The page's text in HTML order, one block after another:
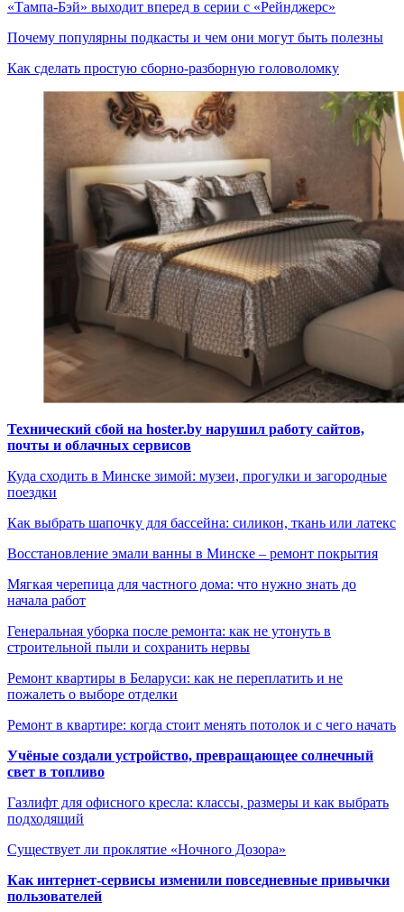
«Тампа-Бэй» выходит вперед в серии с «Рейнджерс»
Почему популярны подкасты и чем они могут быть полезны
Как сделать простую сборно-разборную головоломку
Технический сбой на hoster.by нарушил работу сайтов,
почты и облачных сервисов
Куда сходить в Минске зимой: музеи, прогулки и загородные
поездки
Как выбрать шапочку для бассейна: силикон, ткань или латекс
Восстановление эмали ванны в Минске – ремонт покрытия
Мягкая черепица для частного дома: что нужно знать до
начала работ
Генеральная уборка после ремонта: как не утонуть в
строительной пыли и сохранить нервы
Ремонт квартиры в Беларуси: как не переплатить и не
пожалеть о выборе отделки
Ремонт в квартире: когда стоит менять потолок и с чего начать
Учёные создали устройство, превращающее солнечный
свет в топливо
Газлифт для офисного кресла: классы, размеры и как выбрать
подходящий
Существует ли проклятие «Ночного Дозора»
Как интернет-сервисы изменили повседневные привычки
пользователей